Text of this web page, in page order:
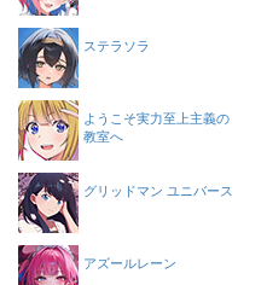
ステラソラ
ようこそ実力至上主義の
教室へ
グリッドマン ユニバース
アズールレーン